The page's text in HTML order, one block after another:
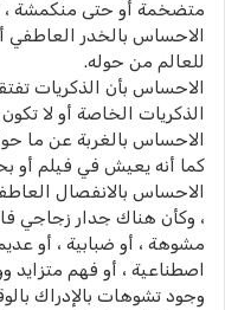
متضخمة أو حتى منكمشة ،
الاحساس بالخدر العاطفي
للعالم من حوله.
الاحساس بأن الذكريات
الذكريات الخاصة أو لا
الاحساس بالغربة عن ما
كما أنه يعيش في فيلم أو
الاحساس بالانفصال
، وكأن هناك جدار زجاجي
مشوهة ، أو ضبابية ، أو
اصطناعية ، أو فهم متزايد
وجود تشوهات بالإدراك